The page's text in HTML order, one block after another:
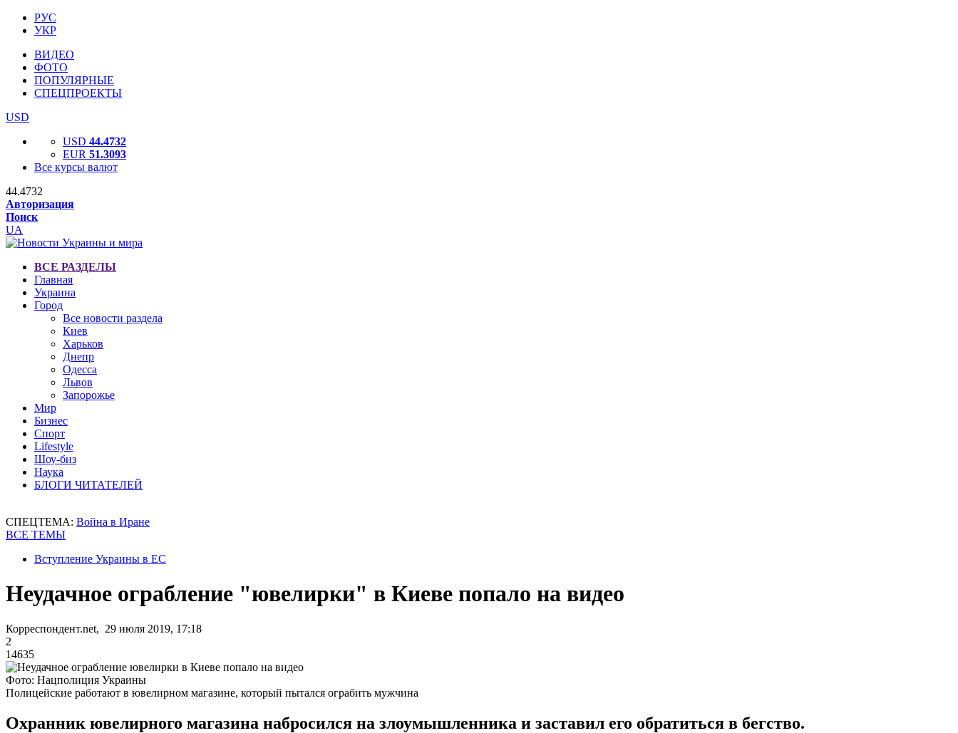
РУС
УКР
ВИДЕО
ФОТО
ПОПУЛЯРНЫЕ
СПЕЦПРОЕКТЫ
USD
USD 44.4732
EUR 51.3093
Все курсы валют
44.4732
Авторизация
Поиск
UA
ВСЕ РАЗДЕЛЫ
Главная
Украина
Город
Все новости раздела
Киев
Харьков
Днепр
Одесса
Львов
Запорожье
Мир
Бизнес
Спорт
Lifestyle
Шоу-биз
Наука
БЛОГИ ЧИТАТЕЛЕЙ
СПЕЦТЕМА: Война в Иране
ВСЕ ТЕМЫ
Вступление Украины в ЕС
Неудачное ограбление "ювелирки" в Киеве попало на видео
Корреспондент.net, 29 июля 2019, 17:18
2
14635
Фото: Нацполиция Украины
Полицейские работают в ювелирном магазине, который пытался ограбить мужчина
Охранник ювелирного магазина набросился на злоумышленника и заставил его обратиться в бегство.